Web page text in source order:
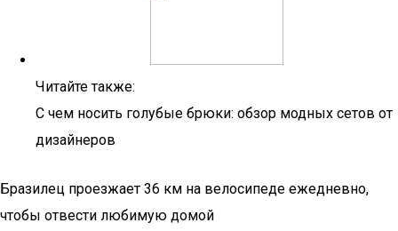
Читайте также:
С чем носить голубые брюки: обзор модных сетов от
дизайнеров
Бразилец проезжает 36 км на велосипеде ежедневно,
чтобы отвести любимую домой